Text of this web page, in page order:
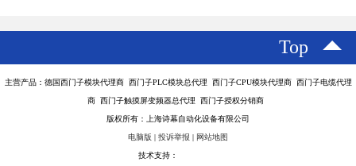
Top
主营产品：德国西门子模块代理商 西门子PLC模块总代理 西门子CPU模块代理商 西门子电缆代理
商 西门子触摸屏变频器总代理 西门子授权分销商
版权所有：上海诗幕自动化设备有限公司
电脑版 | 投诉举报 | 网站地图
技术支持：